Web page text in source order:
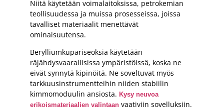
Niitä käytetään voimalaitoksissa, petrokemian
teollisuudessa ja muissa prosesseissa, joissa
tavalliset materiaalit menettävät
ominaisuutensa.
Berylliumkupariseoksia käytetään
räjähdysvaarallisissa ympäristöissä, koska ne
eivät synnytä kipinöitä. Ne soveltuvat myös
tarkkuusinstrumentteihin niiden stabiilin
kimmomoduulin ansiosta. Kysy neuvoa
erikoismateriaalien valintaan vaativiin sovelluksiin.